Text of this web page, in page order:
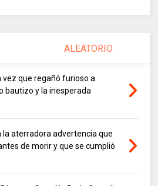
ALEATORIO
vez que regañó furioso a
bautizo y la inesperada
la aterradora advertencia que
de morir y que se cumplió